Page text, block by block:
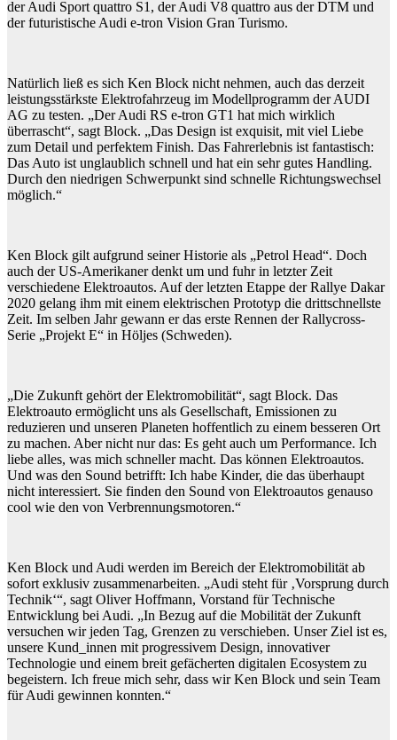
der Audi Sport quattro S1, der Audi V8 quattro aus der DTM und
der futuristische Audi e-tron Vision Gran Turismo.
Natürlich ließ es sich Ken Block nicht nehmen, auch das derzeit
leistungsstärkste Elektrofahrzeug im Modellprogramm der AUDI
AG zu testen. „Der Audi RS e-tron GT1 hat mich wirklich
überrascht“, sagt Block. „Das Design ist exquisit, mit viel Liebe
zum Detail und perfektem Finish. Das Fahrerlebnis ist fantastisch:
Das Auto ist unglaublich schnell und hat ein sehr gutes Handling.
Durch den niedrigen Schwerpunkt sind schnelle Richtungswechsel
möglich.“
Ken Block gilt aufgrund seiner Historie als „Petrol Head“. Doch
auch der US-Amerikaner denkt um und fuhr in letzter Zeit
verschiedene Elektroautos. Auf der letzten Etappe der Rallye Dakar
2020 gelang ihm mit einem elektrischen Prototyp die drittschnellste
Zeit. Im selben Jahr gewann er das erste Rennen der Rallycross-
Serie „Projekt E“ in Höljes (Schweden).
„Die Zukunft gehört der Elektromobilität“, sagt Block. Das
Elektroauto ermöglicht uns als Gesellschaft, Emissionen zu
reduzieren und unseren Planeten hoffentlich zu einem besseren Ort
zu machen. Aber nicht nur das: Es geht auch um Performance. Ich
liebe alles, was mich schneller macht. Das können Elektroautos.
Und was den Sound betrifft: Ich habe Kinder, die das überhaupt
nicht interessiert. Sie finden den Sound von Elektroautos genauso
cool wie den von Verbrennungsmotoren.“
Ken Block und Audi werden im Bereich der Elektromobilität ab
sofort exklusiv zusammenarbeiten. „Audi steht für ‚Vorsprung durch
Technik‘“, sagt Oliver Hoffmann, Vorstand für Technische
Entwicklung bei Audi. „In Bezug auf die Mobilität der Zukunft
versuchen wir jeden Tag, Grenzen zu verschieben. Unser Ziel ist es,
unsere Kund_innen mit progressivem Design, innovativer
Technologie und einem breit gefächerten digitalen Ecosystem zu
begeistern. Ich freue mich sehr, dass wir Ken Block und sein Team
für Audi gewinnen konnten.“